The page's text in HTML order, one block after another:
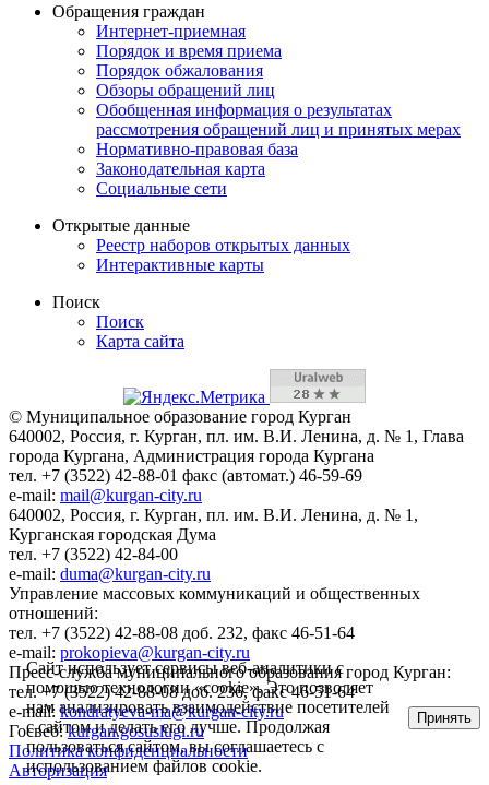
Обращения граждан
Интернет-приемная
Порядок и время приема
Порядок обжалования
Обзоры обращений лиц
Обобщенная информация о результатах
рассмотрения обращений лиц и принятых мерах
Нормативно-правовая база
Законодательная карта
Социальные сети
Открытые данные
Реестр наборов открытых данных
Интерактивные карты
Поиск
Поиск
Карта сайта
© Муниципальное образование город Курган
640002, Россия, г. Курган, пл. им. В.И. Ленина, д. № 1, Глава
города Кургана, Администрация города Кургана
тел. +7 (3522) 42-88-01 факс (автомат.) 46-59-69
e-mail: mail@kurgan-city.ru
640002, Россия, г. Курган, пл. им. В.И. Ленина, д. № 1,
Курганская городская Дума
тел. +7 (3522) 42-84-00
e-mail: duma@kurgan-city.ru
Управление массовых коммуникаций и общественных
отношений:
тел. +7 (3522) 42-88-08 доб. 232, факс 46-51-64
e-mail: prokopieva@kurgan-city.ru
Пресс-служба муниципального образования город Курган:
тел. +7 (3522) 42-88-08 доб. 236, факс 46-51-64
e-mail:kondratyeva-ma@kurgan-city.ru
Госвеб:kurgan.gosuslugi.ru
Политика конфиденциальности
Авторизация
Сайт использует сервисы веб-аналитики с
помощью технологии «cookie». Это позволяет
нам анализировать взаимодействие посетителей
с сайтом и делать его лучше. Продолжая
пользоваться сайтом, вы соглашаетесь с
использованием файлов cookie.
Принять